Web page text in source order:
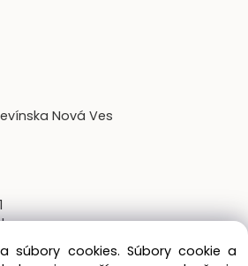
Nová Ves
dohovore
súbory cookies. Súbory cookie a